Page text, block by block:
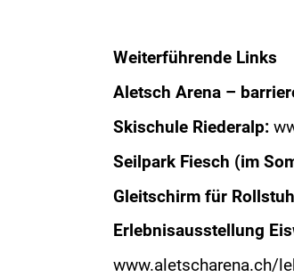
Weiterführende Links
Aletsch Arena –
Skischule Riederalp:
Seilpark Fiesch (im
Gleitschirm für
Erlebnisausstellung
www.aletscharena.ch/